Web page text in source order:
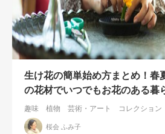
生け花の簡単始め方まとめ！春
の花材でいつでもお花のある暮
趣味 植物 芸術・アート コレクション
桜会 ふみ子